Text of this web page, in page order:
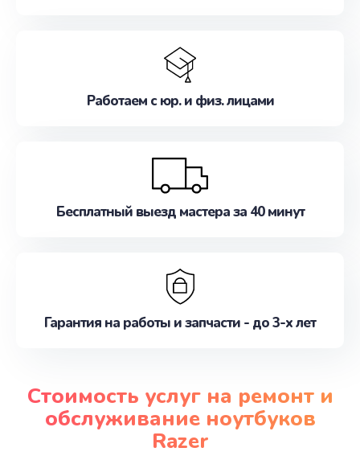
Работаем с юр. и физ. лицами
Бесплатный выезд мастера за 40 минут
Гарантия на работы и запчасти - до 3-х лет
Стоимость услуг на ремонт и
обслуживание ноутбуков
Razer